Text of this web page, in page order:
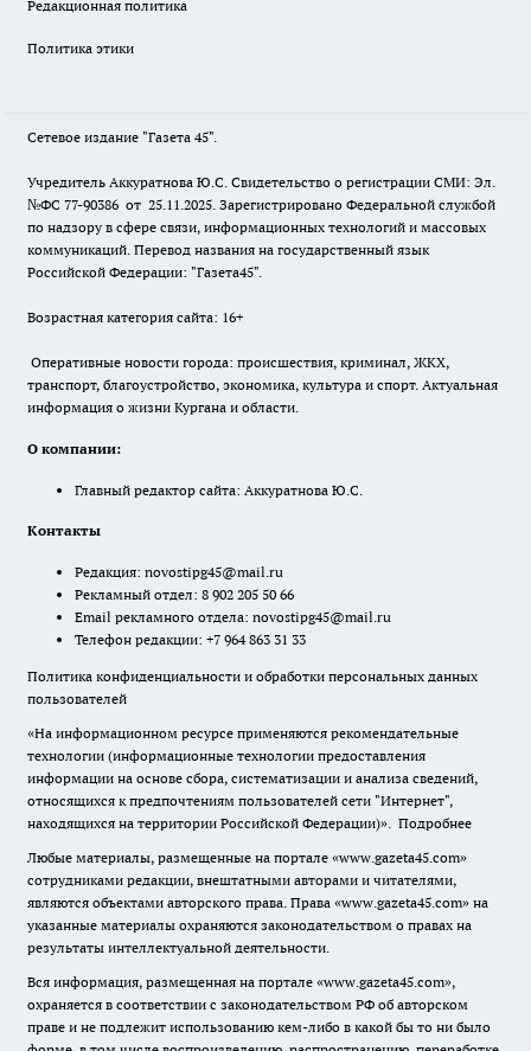
Редакционная политика
Политика этики
Сетевое издание "Газета 45".
Учредитель Аккуратнова Ю.С. Свидетельство о регистрации СМИ: Эл.
№ФС 77-90386 от 25.11.2025. Зарегистрировано Федеральной службой
по надзору в сфере связи, информационных технологий и массовых
коммуникаций. Перевод названия на государственный язык
Российской Федерации: "Газета45".
Возрастная категория сайта: 16+
Оперативные новости города: происшествия, криминал, ЖКХ,
транспорт, благоустройство, экономика, культура и спорт. Актуальная
информация о жизни Кургана и области.
О компании:
Главный редактор сайта: Аккуратнова Ю.С.
Контакты
Редакция: novostipg45@mail.ru
Рекламный отдел: 8 902 205 50 66
Email рекламного отдела: novostipg45@mail.ru
Телефон редакции: +7 964 863 31 33
Политика конфиденциальности и обработки персональных данных
пользователей
«На информационном ресурсе применяются рекомендательные
технологии (информационные технологии предоставления
информации на основе сбора, систематизации и анализа сведений,
относящихся к предпочтениям пользователей сети "Интернет",
находящихся на территории Российской Федерации)». Подробнее
Любые материалы, размещенные на портале «www.gazeta45.com»
сотрудниками редакции, внештатными авторами и читателями,
являются объектами авторского права. Права «www.gazeta45.com» на
указанные материалы охраняются законодательством о правах на
результаты интеллектуальной деятельности.
Вся информация, размещенная на портале «www.gazeta45.com»,
охраняется в соответствии с законодательством РФ об авторском
праве и не подлежит использованию кем-либо в какой бы то ни было